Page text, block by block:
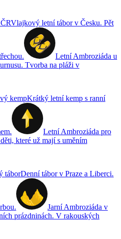
Vlajkový letní tábor v Česku. Pět
Letní Ambroziáda u
Tvorba na pláži v
kempKrátký letní kemp s ranní
Letní Ambroziáda pro
které už mají s uměním
táborDenní tábor v Praze a Liberci.
Jarní Ambroziáda v
prázdninách. V rakouských